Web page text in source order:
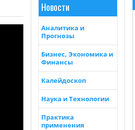
Новости
Аналитика и
Прогнозы
Бизнес, Экономика и
Финансы
Калейдоскоп
Наука и Технологии
Практика
применения